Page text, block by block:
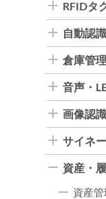
RFIDタ
自動認
倉庫管
音声・
画像認
サイネ
資産・
資産管